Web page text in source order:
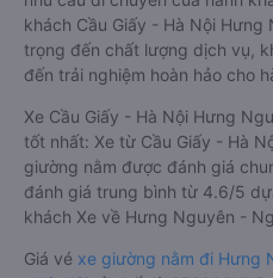
khách Cầu Giấy - Hà Nội
trọng đến chất lượng dịch vụ,
đến trải nghiệm hoàn hảo cho
Xe Cầu Giấy - Hà Nội Hưng
tốt nhất: Xe từ Cầu Giấy - Hà
giường nằm được đánh giá
đánh giá trung bình từ 4.6/5
khách Xe về Hưng Nguyên -
Giá vé xe giường nằm đi Hưng